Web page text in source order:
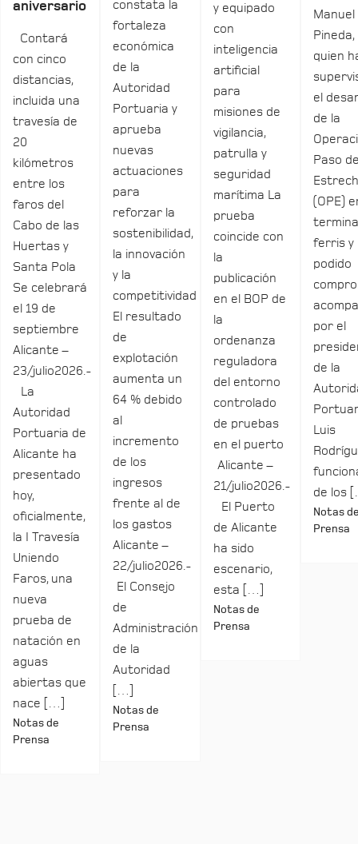
aniversario
Contará
con cinco
distancias,
incluida una
travesía de
20
kilómetros
entre los
faros del
Cabo de las
Huertas y
Santa Pola
Se celebrará
el 19 de
septiembre
Alicante –
23/julio2026.-
La
Autoridad
Portuaria de
Alicante ha
presentado
hoy,
oficialmente,
la I Travesía
Uniendo
Faros, una
nueva
prueba de
natación en
aguas
abiertas que
nace […]
Notas de
Prensa
constata la
fortaleza
económica
de la
Autoridad
Portuaria y
aprueba
nuevas
actuaciones
para
reforzar la
sostenibilidad,
la innovación
y la
competitividad
El resultado
de
explotación
aumenta un
64 % debido
al
incremento
de los
ingresos
frente al de
los gastos
Alicante –
22/julio2026.-
El Consejo
de
Administración
de la
Autoridad
Notas de
Prensa
y equipado
con
inteligencia
artificial
para
misiones de
vigilancia,
patrulla y
seguridad
marítima La
prueba
coincide con
la
publicación
en el BOP de
la
ordenanza
reguladora
del entorno
controlado
de pruebas
en el puerto
Alicante –
21/julio2026.-
El Puerto
de Alicante
ha sido
escenario,
esta […]
Notas de
Prensa
Manuel
Pineda,
quien
el
de la
Paso
(OPE)
ferris y
podido
por el
de la
Luis
de los
Notas
Prensa